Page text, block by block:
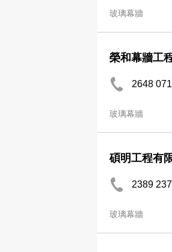
玻璃幕牆
榮和幕牆工
2648
玻璃幕牆
碩明工程有
2389
玻璃幕牆